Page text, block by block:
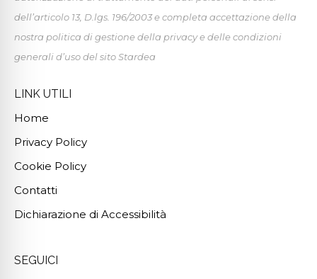
dell’articolo 13, D.lgs. 196/2003 e completa accettazione della
nostra politica di gestione della privacy e delle condizioni
generali d’uso del sito Stardea
LINK UTILI
Home
Privacy Policy
Cookie Policy
Contatti
Dichiarazione di Accessibilità
SEGUICI